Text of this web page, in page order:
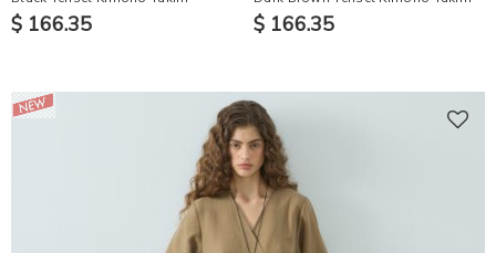
$ 166.35 $ 166.35